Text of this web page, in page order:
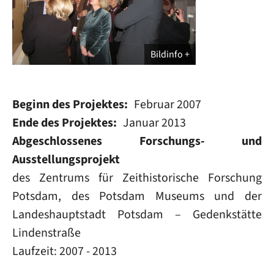
Bildinfo
Beginn des Projektes
Februar 2007
Ende des Projektes Januar 2013
Abgeschlossenes Forschungs- und
Ausstellungsprojekt
des Zentrums für Zeithistorische Forschung
Potsdam, des Potsdam Museums und der
Landeshauptstadt Potsdam – Gedenkstätte
Lindenstraße
Laufzeit: 2007 - 2013